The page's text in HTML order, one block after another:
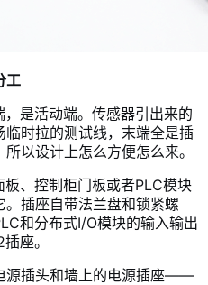
工
是活动端。传感器引出来的
时拉的测试线，末端全是插
以设计上怎么方便怎么来。
、控制柜门板或者PLC模块
插座自带法兰盘和锁紧螺
和分布式I/O模块的输入输出
座。
源插头和墙上的电源插座——